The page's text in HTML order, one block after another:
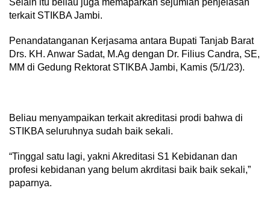
Selain itu beliau juga memaparkan sejumlah penjelasan
terkait STIKBA Jambi.
Penandatanganan Kerjasama antara Bupati Tanjab Barat
Drs. KH. Anwar Sadat, M.Ag dengan Dr. Filius Candra, SE,
MM di Gedung Rektorat STIKBA Jambi, Kamis (5/1/23).
Beliau menyampaikan terkait akreditasi prodi bahwa di
STIKBA seluruhnya sudah baik sekali.
“Tinggal satu lagi, yakni Akreditasi S1 Kebidanan dan
profesi kebidanan yang belum akrditasi baik baik sekali,”
paparnya.